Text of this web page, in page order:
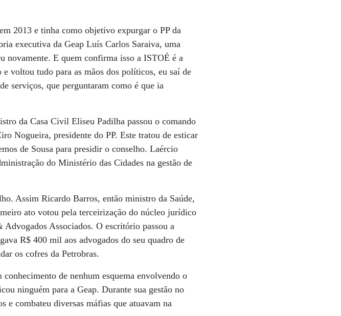
2013 e tinha como objetivo expurgar o PP da
executiva da Geap Luís Carlos Saraiva, uma
novamente. E quem confirma isso a ISTOÉ é a
voltou tudo para as mãos dos políticos, eu saí de
serviços, que perguntaram como é que ia
da Casa Civil Eliseu Padilha passou o comando
Nogueira, presidente do PP. Este tratou de esticar
de Sousa para presidir o conselho. Laércio
do Ministério das Cidades na gestão de
Assim Ricardo Barros, então ministro da Saúde,
ato votou pela terceirização do núcleo jurídico
Associados. O escritório passou a
R$ 400 mil aos advogados do seu quadro de
os cofres da Petrobras.
de nenhum esquema envolvendo o
ninguém para a Geap. Durante sua gestão no
e combateu diversas máfias que atuavam na